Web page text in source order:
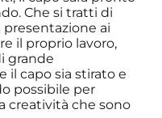
Che si tratti di
presentazione ai
il proprio lavoro,
grande
il capo sia stirato e
possibile per
creatività che sono